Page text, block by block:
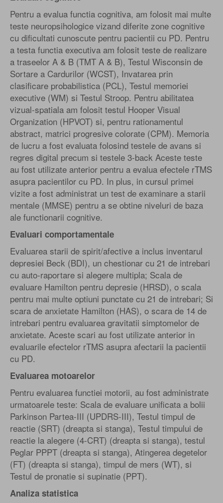
Pentru a evalua functia cognitiva, am folosit mai multe
teste neuropsihologice vizand diferite zone cognitive
cu dificultati cunoscute pentru pacientii cu PD. Pentru
a testa functia executiva am folosit teste de realizare
a traseelor A & B (TMT A & B), Testul Wisconsin de
Sortare a Cardurilor (WCST), Invatarea prin
clasificare probabilistica (PCL), Testul memoriei
executive (WM) si Testul Stroop. Pentru abilitatea
vizual-spatiala am folosit testul Hooper Visual
Organization (HPVOT) si, pentru rationamentul
abstract, matrici progresive colorate (CPM). Memoria
de lucru a fost evaluata folosind testele de avans si
regres digital precum si testele 3-back Aceste teste
au fost utilizate anterior pentru a evalua efectele rTMS
asupra pacientilor cu PD. In plus, in cursul primei
vizite a fost administrat un test de examinare a starii
mentale (MMSE) pentru a se obtine niveluri de baza
ale functionarii cognitive.
Evaluari comportamentale
Evaluarea starii de spirit/afective a inclus inventarul
depresiei Beck (BDI), un chestionar cu 21 de intrebari
cu auto-raportare si alegere multipla; Scala de
evaluare Hamilton pentru depresie (HRSD), o scala
pentru mai multe optiuni punctate cu 21 de intrebari; Si
scara de anxietate Hamilton (HAS), o scara de 14 de
intrebari pentru evaluarea gravitatii simptomelor de
anxietate. Aceste scari au fost utilizate anterior in
evaluarile efectelor rTMS asupra afectarii la pacientii
cu PD.
Evaluarea motoarelor
Pentru evaluarea functiei motorii, au fost administrate
urmatoarele teste: Scala de evaluare unificata a bolii
Parkinson Partea-III (UPDRS-III), Testul timpul de
reactie (SRT) (dreapta si stanga), Testul timpului de
reactie la alegere (4-CRT) (dreapta si stanga), testul
Peglar PPPT (dreapta si stanga), Atingerea degetelor
(FT) (dreapta si stanga), timpul de mers (WT), si
Testul de pronatie si supinatie (PPT).
Analiza statistica